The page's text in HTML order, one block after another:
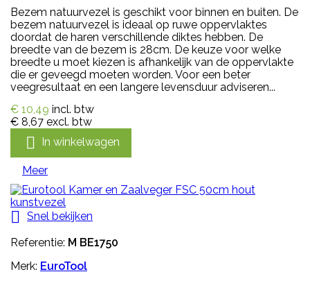
Bezem natuurvezel is geschikt voor binnen en buiten. De
bezem natuurvezel is ideaal op ruwe oppervlaktes
doordat de haren verschillende diktes hebben. De
breedte van de bezem is 28cm. De keuze voor welke
breedte u moet kiezen is afhankelijk van de oppervlakte
die er geveegd moeten worden. Voor een beter
veegresultaat en een langere levensduur adviseren...
€ 10,49 incl. btw
€ 8,67 excl. btw
 In winkelwagen
Meer
 Snel bekijken
Referentie: M BE1750
Merk: EuroTool